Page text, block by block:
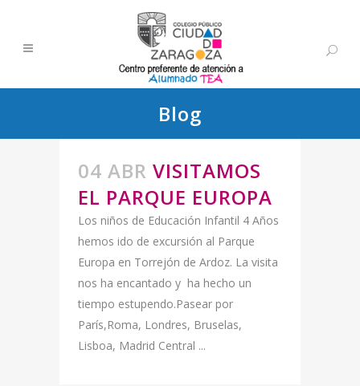
Blog
04 ABR VISITAMOS
EL PARQUE EUROPA
Los niños de Educación Infantil 4 Años
hemos ido de excursión al Parque
Europa en Torrejón de Ardoz. La visita
nos ha encantado y ha hecho un
tiempo estupendo.Pasear por
París,Roma, Londres, Bruselas,
Lisboa, Madrid Central ...